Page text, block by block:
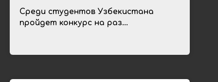
Среди студентов Узбекистана
пройдет конкурс на раз...